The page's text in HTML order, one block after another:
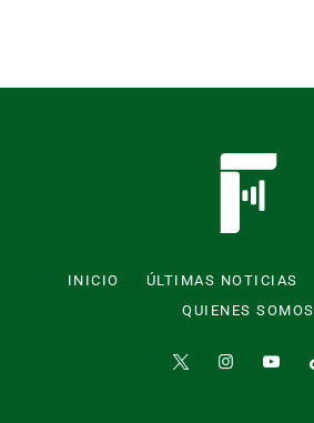
INICIO ÚLTIMAS NOTICIAS
QUIENES SOMOS